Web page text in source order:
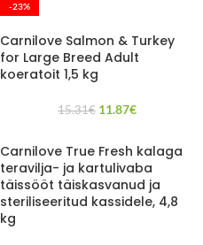
-23%
Carnilove Salmon & Turkey
for Large Breed Adult
koeratoit 1,5 kg
15.31€ 11.87€
Carnilove True Fresh kalaga
teravilja- ja kartulivaba
täissööt täiskasvanud ja
steriliseeritud kassidele, 4,8
kg